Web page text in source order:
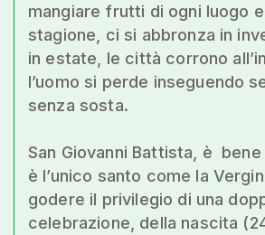
mangiare frutti di ogni luogo
stagione, ci si abbronza in
in estate, le città corrono
l’uomo si perde inseguendo
senza sosta.
San Giovanni Battista, è bene
è l’unico santo come la
godere il privilegio di una
celebrazione, della nascita